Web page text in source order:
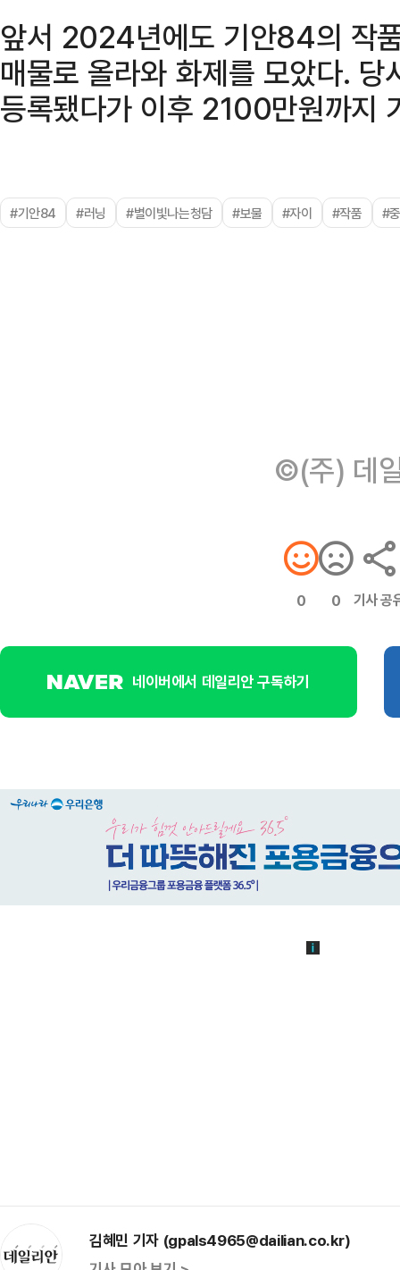
앞서 2024년에도 기안84의 작
매물로 올라와 화제를 모았다.
등록됐다가 이후 2100만원까지
#기안84 #러닝 #별이빛나는청담 #보물 #자이 #작품 #
©(주) 데
0 0 기사 공
네이버에서 데일리안 구독하기
김혜민 기자 (gpals4965@dailian.co.kr)